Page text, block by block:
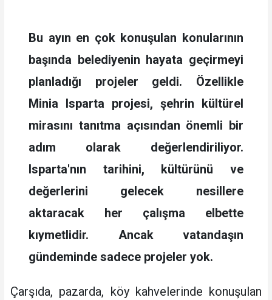
Bu ayın en çok konuşulan konularının
başında belediyenin hayata geçirmeyi
planladığı projeler geldi. Özellikle
Minia Isparta projesi, şehrin kültürel
mirasını tanıtma açısından önemli bir
adım olarak değerlendiriliyor.
Isparta'nın tarihini, kültürünü ve
değerlerini gelecek nesillere
aktaracak her çalışma elbette
kıymetlidir. Ancak vatandaşın
gündeminde sadece projeler yok.
Çarşıda, pazarda, köy kahvelerinde konuşulan